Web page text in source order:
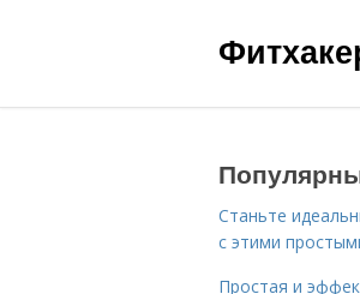
Станьте
с этими
Простая и